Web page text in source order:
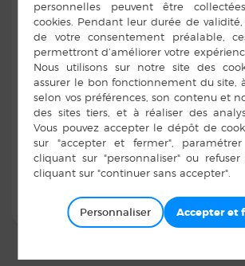
283, avenue du Général Patton – CS 21 101,
35 711 Rennes Cedex
Tél : 02 99 27 10 10
Fax : 02 99 27 11 11
Horaires : ouvert de 7h30 à 20h00
Pour plus d’informations, cliquezici
Personnaliser